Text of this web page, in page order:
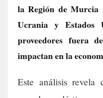
la Región de
Ucrania y Estados
proveedores fuera
impactan en la
Este análisis revela